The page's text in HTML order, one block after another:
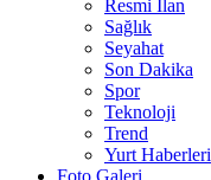
Resmi İlan
Sağlık
Seyahat
Son Dakika
Spor
Teknoloji
Trend
Yurt Haberleri
Foto Galeri